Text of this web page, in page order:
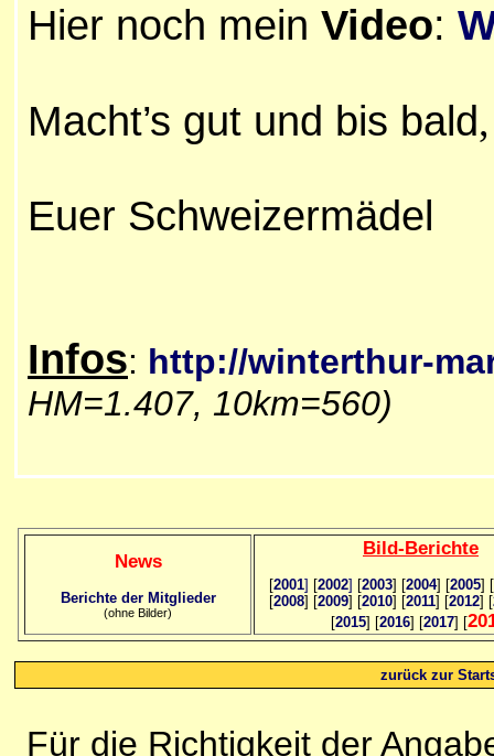
Hier noch mein Video:
Macht’s gut und bis bald,
Euer Schweizermädel
Infos: http://winterthur-
HM=1.407, 10km=560)
News
Berichte der Mitglieder
(ohne Bilder)
Bild-Berichte
[2001] [2002] [2003] [2004] [2005] [
[2008] [2009] [2010] [2011] [2012] [
[2015] [2016] [2017] [
zurück zur
Für die Richtigkeit der